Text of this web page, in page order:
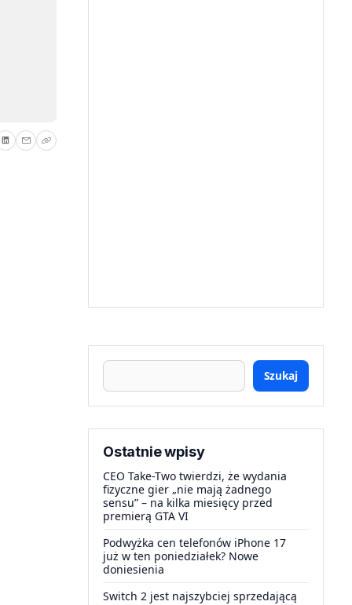
Szukaj
Ostatnie wpisy
CEO Take-Two twierdzi, że wydania
fizyczne gier „nie mają żadnego
sensu” – na kilka miesięcy przed
premierą GTA VI
Podwyżka cen telefonów iPhone 17
już w ten poniedziałek? Nowe
doniesienia
Switch 2 jest najszybciej sprzedającą